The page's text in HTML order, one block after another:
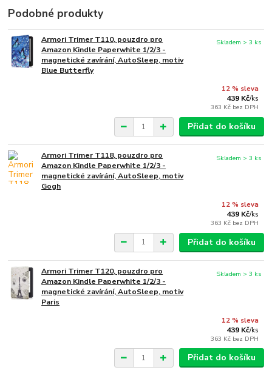
Podobné produkty
Armori Trimer T110, pouzdro pro
Amazon Kindle Paperwhite 1/2/3 -
magnetické zavírání, AutoSleep, motiv
Blue Butterfly
12 % sleva
439 Kč/ks
363 Kč bez DPH
Skladem > 3 ks
Přidat do košíku
Armori Trimer T118, pouzdro pro
Amazon Kindle Paperwhite 1/2/3 -
magnetické zavírání, AutoSleep, motiv
Gogh
12 % sleva
439 Kč/ks
363 Kč bez DPH
Skladem > 3 ks
Přidat do košíku
Armori Trimer T120, pouzdro pro
Amazon Kindle Paperwhite 1/2/3 -
magnetické zavírání, AutoSleep, motiv
Paris
12 % sleva
439 Kč/ks
363 Kč bez DPH
Skladem > 3 ks
Přidat do košíku